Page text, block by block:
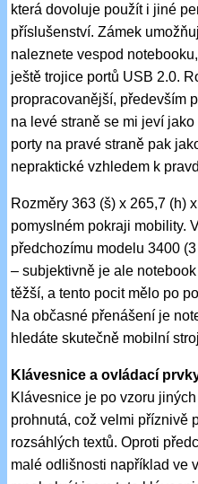
která dovoluje použít i jiné
příslušenství. Zámek
naleznete vespod
ještě trojice portů USB 2.0.
propracovanější, především
na levé straně se mi jeví
porty na pravé straně pak
nepraktické vzhledem k
Rozměry 363 (š) x 265,7 (h)
pomyslném pokraji mobility.
předchozímu modelu 3400
– subjektivně je ale
těžší, a tento pocit mělo po
Na občasné přenášení je
hledáte skutečně mobilní
Klávesnice a ovládací
Klávesnice je po vzoru
prohnutá, což velmi příznivě
rozsáhlých textů. Oproti
malé odlišnosti například ve